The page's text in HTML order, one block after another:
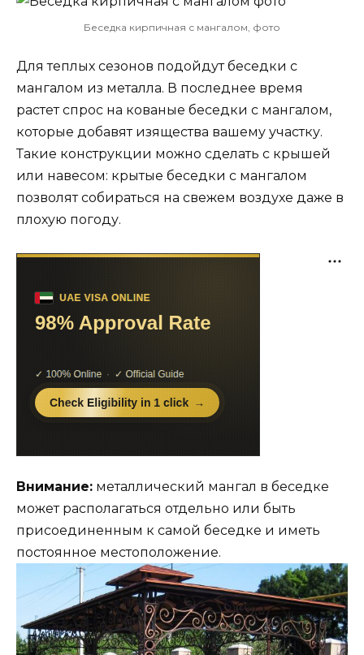
Беседка кирпичная с мангалом, фото
Для теплых сезонов подойдут беседки с
мангалом из металла. В последнее время
растет спрос на кованые беседки с мангалом,
которые добавят изящества вашему участку.
Такие конструкции можно сделать с крышей
или навесом: крытые беседки с мангалом
позволят собираться на свежем воздухе даже в
плохую погоду.
Внимание: металлический мангал в беседке
может располагаться отдельно или быть
присоединенным к самой беседке и иметь
постоянное местоположение.